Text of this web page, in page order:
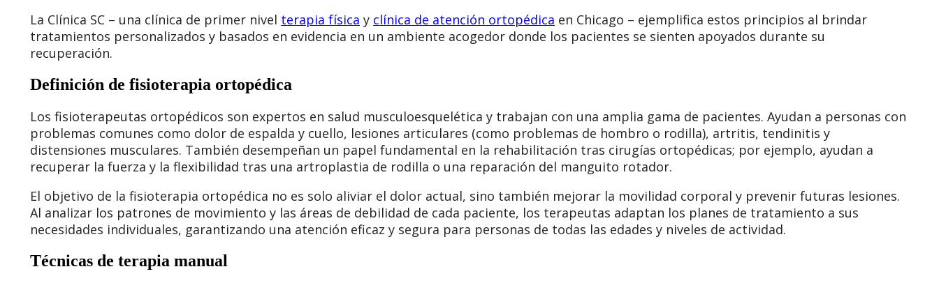
La Clínica SC – una clínica de primer nivel terapia física y clínica de atención ortopédica en Chicago – ejemplifica estos principios al brindar
tratamientos personalizados y basados en evidencia en un ambiente acogedor donde los pacientes se sienten apoyados durante su
recuperación.
Definición de fisioterapia ortopédica
Los fisioterapeutas ortopédicos son expertos en salud musculoesquelética y trabajan con una amplia gama de pacientes. Ayudan a personas con
problemas comunes como dolor de espalda y cuello, lesiones articulares (como problemas de hombro o rodilla), artritis, tendinitis y
distensiones musculares. También desempeñan un papel fundamental en la rehabilitación tras cirugías ortopédicas; por ejemplo, ayudan a
recuperar la fuerza y la flexibilidad tras una artroplastia de rodilla o una reparación del manguito rotador.
El objetivo de la fisioterapia ortopédica no es solo aliviar el dolor actual, sino también mejorar la movilidad corporal y prevenir futuras lesiones.
Al analizar los patrones de movimiento y las áreas de debilidad de cada paciente, los terapeutas adaptan los planes de tratamiento a sus
necesidades individuales, garantizando una atención eficaz y segura para personas de todas las edades y niveles de actividad.
Técnicas de terapia manual